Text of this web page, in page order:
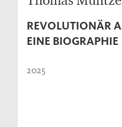
REVOLUTIONÄR
EINE BIOGRAPHIE
2025